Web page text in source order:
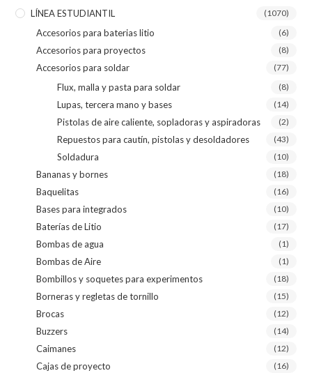
LÍNEA ESTUDIANTIL (1070)
Accesorios para baterias litio (6)
Accesorios para proyectos (8)
Accesorios para soldar (77)
Flux, malla y pasta para soldar (8)
Lupas, tercera mano y bases (14)
Pistolas de aire caliente, sopladoras y aspiradoras (2)
Repuestos para cautín, pistolas y desoldadores (43)
Soldadura (10)
Bananas y bornes (18)
Baquelitas (16)
Bases para integrados (10)
Baterías de Litio (17)
Bombas de agua (1)
Bombas de Aire (1)
Bombillos y soquetes para experimentos (18)
Borneras y regletas de tornillo (15)
Brocas (12)
Buzzers (14)
Caimanes (12)
Cajas de proyecto (16)